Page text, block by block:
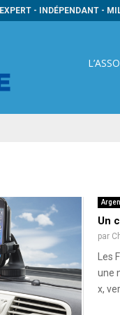
EXPERT - INDÉPENDANT -
Un
par
Les
une
x,